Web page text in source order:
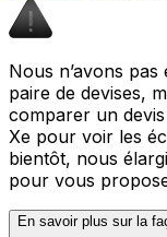
Nous n’avons
paire de devises,
comparer un
Xe pour voir les
bientôt, nous
pour vous
En savoir plus sur la